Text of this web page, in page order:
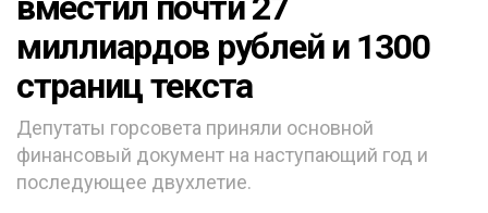
миллиардов рублей и 1300
страниц текста
Депутаты горсовета приняли основной
финансовый документ на наступающий год и
последующее двухлетие.